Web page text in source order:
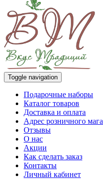
Toggle navigation
Подарочные наборы
Каталог товаров
Доставка и оплата
Адрес розничного
Отзывы
О нас
Акции
Как сделать заказ
Контакты
Личный кабинет